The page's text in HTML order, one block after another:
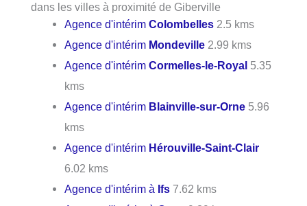
dans les villes à proximité de Giberville
Agence d'intérimColombelles 2.5 kms
Agence d'intérim Mondeville 2.99 kms
Agence d'intérimCormelles-le-Royal 5.35
kms
Agence d'intérim Blainville-sur-Orne 5.96
kms
Agence d'intérim Hérouville-Saint-Clair
6.02 kms
Agence d'intérim à Ifs 7.62 kms